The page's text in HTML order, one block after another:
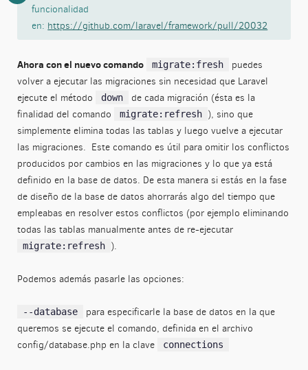
funcionalidad
en: https://github.com/laravel/framework/pull/20032
Ahora con el nuevo comando migrate:fresh
puedes
volver a ejecutar las migraciones sin necesidad que Laravel
ejecute el método
down
de cada migración (ésta es la
finalidad del comando
migrate:refresh ), sino que
simplemente elimina todas las tablas y luego vuelve a ejecutar
las migraciones. Este comando es útil para omitir los conflictos
producidos por cambios en las migraciones y lo que ya está
definido en la base de datos. De esta manera si estás en la fase
de diseño de la base de datos ahorrarás algo del tiempo que
empleabas en resolver estos conflictos (por ejemplo eliminando
todas las tablas manualmente antes de re-ejecutar
migrate:refresh ).
Podemos además pasarle las opciones:
--database
para especificarle la base de datos en la que
queremos se ejecute el comando, definida en el archivo
config/database.php en la clave
connections